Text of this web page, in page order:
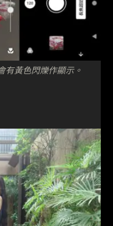
有黃色閃爍作顯示。